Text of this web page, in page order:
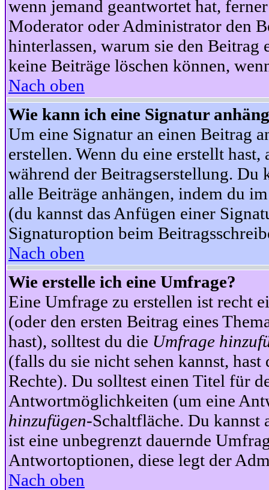
wenn jemand geantwortet hat,
Moderator oder Administrator den
hinterlassen, warum sie den Beitrag
keine Beiträge löschen können,
Nach oben
Wie kann ich eine Signatur
Um eine Signatur an einen Beitrag
erstellen. Wenn du eine erstellt
während der Beitragserstellung. Du
alle Beiträge anhängen, indem du
(du kannst das Anfügen einer
Signaturoption beim
Nach oben
Wie erstelle ich eine Umfrage?
Eine Umfrage zu erstellen ist recht
(oder den ersten Beitrag eines
hast), solltest du die Umfrage
(falls du sie nicht sehen kannst,
Rechte). Du solltest einen Titel für
Antwortmöglichkeiten (um eine
hinzufügen-Schaltfläche. Du
ist eine unbegrenzt dauernde
Antwortoptionen, diese legt der
Nach oben